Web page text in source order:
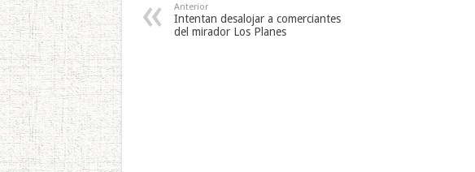
Anterior
Intentan desalojar a comerciantes
del mirador Los Planes